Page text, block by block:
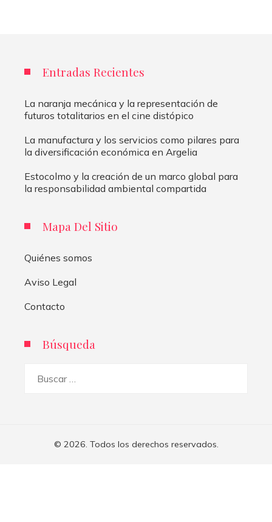
Entradas Recientes
La naranja mecánica y la representación de
futuros totalitarios en el cine distópico
La manufactura y los servicios como pilares para
la diversificación económica en Argelia
Estocolmo y la creación de un marco global para
la responsabilidad ambiental compartida
Mapa Del Sitio
Quiénes somos
Aviso Legal
Contacto
Búsqueda
© 2026. Todos los derechos reservados.